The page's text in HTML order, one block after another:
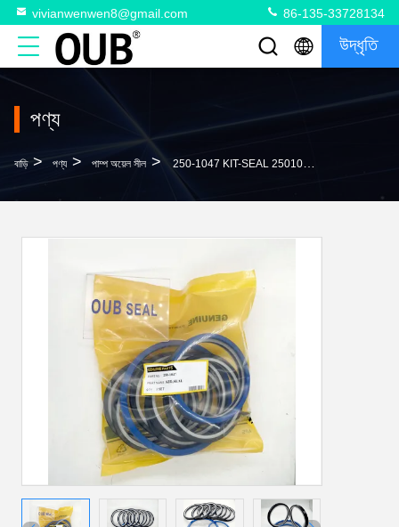
vivianwenwen8@gmail.com 86-135-33728134
উদ্ধৃতি
পণ্য
বাড়ি > পণ্য > পাম্প অয়েল সীল > 250-1047 KIT-SEAL 2501047 সেন্টার জয়েন্ট সিল কিট,স্ভিভেল জয়েন্ট কিট,হুইল এক্সক্যাভেটর.M313 M315 316 318